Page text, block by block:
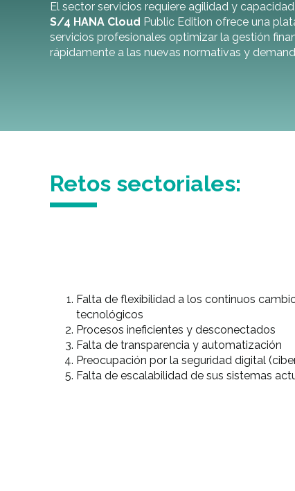
El sector servicios requiere agilidad y
S/4 HANA Cloud Public Edition ofrece una
servicios profesionales optimizar la gestión
rápidamente a las nuevas normativas y
Retos sectoriales:
Falta de flexibilidad a los continuos
tecnológicos
Procesos ineficientes y desconectados
Falta de transparencia y automatización
Preocupación por la seguridad digital
Falta de escalabilidad de sus sistemas